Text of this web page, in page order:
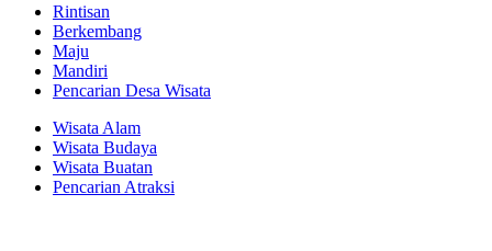
Rintisan
Berkembang
Maju
Mandiri
Pencarian Desa Wisata
Wisata Alam
Wisata Budaya
Wisata Buatan
Pencarian Atraksi